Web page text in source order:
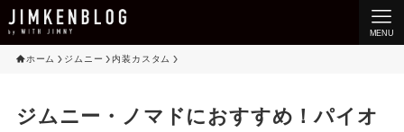
MENU
ホーム ジムニー 内装カスタム
ジムニー・ノマドにおすすめ！パイオ